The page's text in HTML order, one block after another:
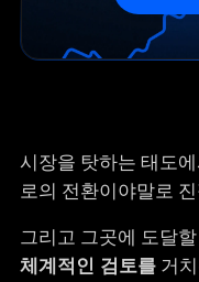
시장을 탓하는 태도
로의 전환이야말로
그리고 그곳에 도달
체계적인 검토를거치